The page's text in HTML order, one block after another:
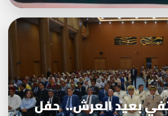
بعيد العرش.. حفل